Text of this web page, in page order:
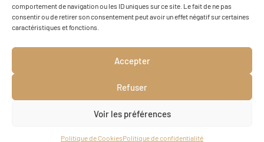
comportement de navigation ou les ID uniques sur ce site. Le fait de ne pas
consentir ou de retirer son consentement peut avoir un effet négatif sur certaines
caractéristiques et fonctions.
Accepter
Refuser
Voir les préférences
Politique de CookiesPolitique de confidentialité
La certification qualité a été délivrée au titre de
Politique de confidentialité